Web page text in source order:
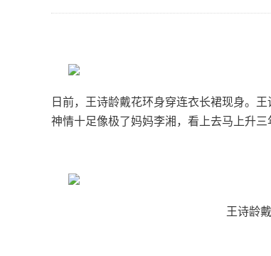
日前，王诗龄戴花环身穿连衣长裙现身。
神情十足像极了妈妈李湘，看上去马上升
王诗龄